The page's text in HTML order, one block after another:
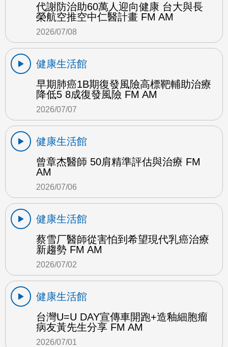
代謝防治助60萬人迎向健康 台大與長
榮航空推空中仁醫計畫 FM AM
2026/07/08
健康生活館
早期肺癌1B期復發風險高標靶輔助治療
降低5 8成復發風險 FM AM
2026/07/07
健康生活館
曾章杰醫師 50肩精準評估與治療 FM
AM
2026/07/06
健康生活館
蔡雪厂醫師從害怕到希望現代乳癌治療
新趨勢 FM AM
2026/07/02
健康生活館
台灣U=U DAY宣傳車開跑+造釉細胞瘤
病友黃先生分享 FM AM
2026/07/01